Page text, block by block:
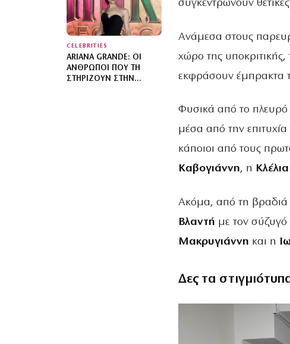
CELEBRITIES
ARIANA GRANDE: ΟΙ
ΆΝΘΡΩΠΟΙ ΠΟΥ ΤΗ
ΣΤΗΡΊΖΟΥΝ ΣΤΗΝ
συγκεντρώνουν
Ανάμεσα στους
χώρο της
εκφράσουν έμπρακτα
Φυσικά από το
μέσα από την
κάποιοι από τους
Καβογιάννη, η
Ακόμα, από τη βραδιά
Βλαντή με τον σύζυγό
Μακρυγιάννη και η
Δες τα